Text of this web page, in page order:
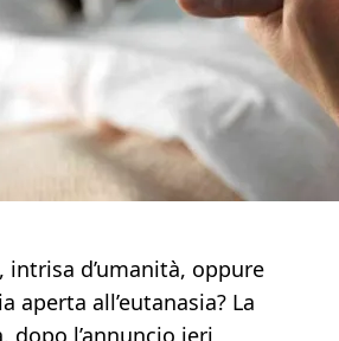
intrisa d’umanità, oppure
aperta all’eutanasia? La
dopo l’annuncio ieri